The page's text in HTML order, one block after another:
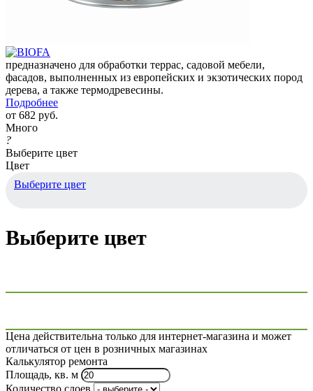
предназначено для обработки террас, садовой мебели,
фасадов, выполненных из европейских и экзотических пород
дерева, а также термодревесины.
Подробнее
от 682 руб.
Много
?
Выберите цвет
Цвет
Выберите цвет
Выберите цвет
Цена действительна только для интернет-магазина и может
отличаться от цен в розничных магазинах
Калькулятор ремонта
Площадь, кв. м